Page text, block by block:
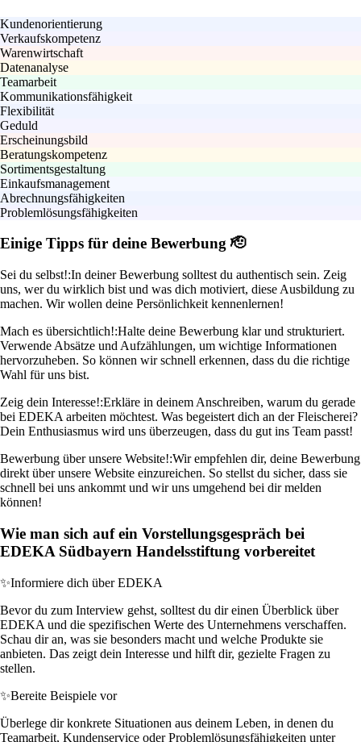
Kundenorientierung
Verkaufskompetenz
Warenwirtschaft
Datenanalyse
Teamarbeit
Kommunikationsfähigkeit
Flexibilität
Geduld
Erscheinungsbild
Beratungskompetenz
Sortimentsgestaltung
Einkaufsmanagement
Abrechnungsfähigkeiten
Problemlösungsfähigkeiten
Einige Tipps für deine Bewerbung 🫡
Sei du selbst!:In deiner Bewerbung solltest du authentisch sein. Zeig
uns, wer du wirklich bist und was dich motiviert, diese Ausbildung zu
machen. Wir wollen deine Persönlichkeit kennenlernen!
Mach es übersichtlich!:Halte deine Bewerbung klar und strukturiert.
Verwende Absätze und Aufzählungen, um wichtige Informationen
hervorzuheben. So können wir schnell erkennen, dass du die richtige
Wahl für uns bist.
Zeig dein Interesse!:Erkläre in deinem Anschreiben, warum du gerade
bei EDEKA arbeiten möchtest. Was begeistert dich an der Fleischerei?
Dein Enthusiasmus wird uns überzeugen, dass du gut ins Team passt!
Bewerbung über unsere Website!:Wir empfehlen dir, deine Bewerbung
direkt über unsere Website einzureichen. So stellst du sicher, dass sie
schnell bei uns ankommt und wir uns umgehend bei dir melden
können!
Wie man sich auf ein Vorstellungsgespräch bei
EDEKA Südbayern Handelsstiftung vorbereitet
✨Informiere dich über EDEKA
Bevor du zum Interview gehst, solltest du dir einen Überblick über
EDEKA und die spezifischen Werte des Unternehmens verschaffen.
Schau dir an, was sie besonders macht und welche Produkte sie
anbieten. Das zeigt dein Interesse und hilft dir, gezielte Fragen zu
stellen.
✨Bereite Beispiele vor
Überlege dir konkrete Situationen aus deinem Leben, in denen du
Teamarbeit, Kundenservice oder Problemlösungsfähigkeiten unter